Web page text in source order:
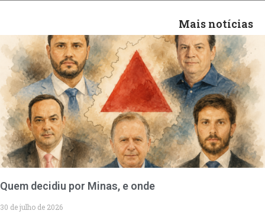
Mais notícias
Quem decidiu por Minas, e onde
30 de julho de 2026